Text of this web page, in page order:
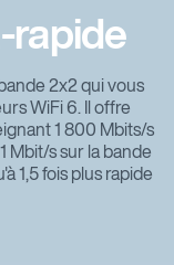
rapide
2x2 qui vous
WiFi 6. Il offre
1 800 Mbits/s
Mbit/s sur la bande
1,5 fois plus rapide